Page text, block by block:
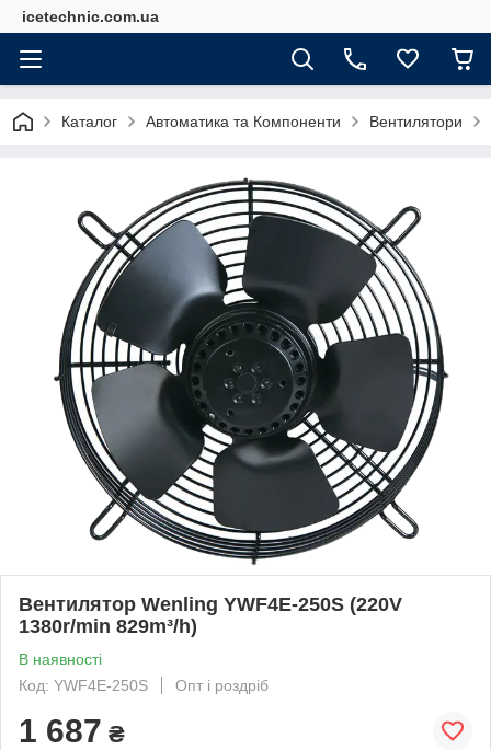
icetechnic.com.ua
Каталог Автоматика та Компоненти Вентилятори
Вентилятор Wenling YWF4E-250S (220V
1380r/min 829m³/h)
В наявності
Код: YWF4E-250S
Опт і роздріб
1 687 ₴